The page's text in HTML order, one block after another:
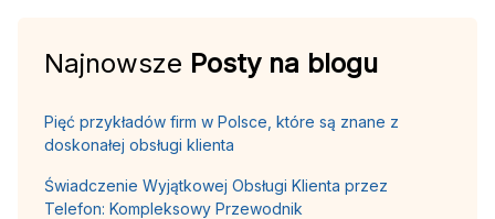
Najnowsze Posty na blogu
Pięć przykładów firm w Polsce, które są znane z
doskonałej obsługi klienta
Świadczenie Wyjątkowej Obsługi Klienta przez
Telefon: Kompleksowy Przewodnik